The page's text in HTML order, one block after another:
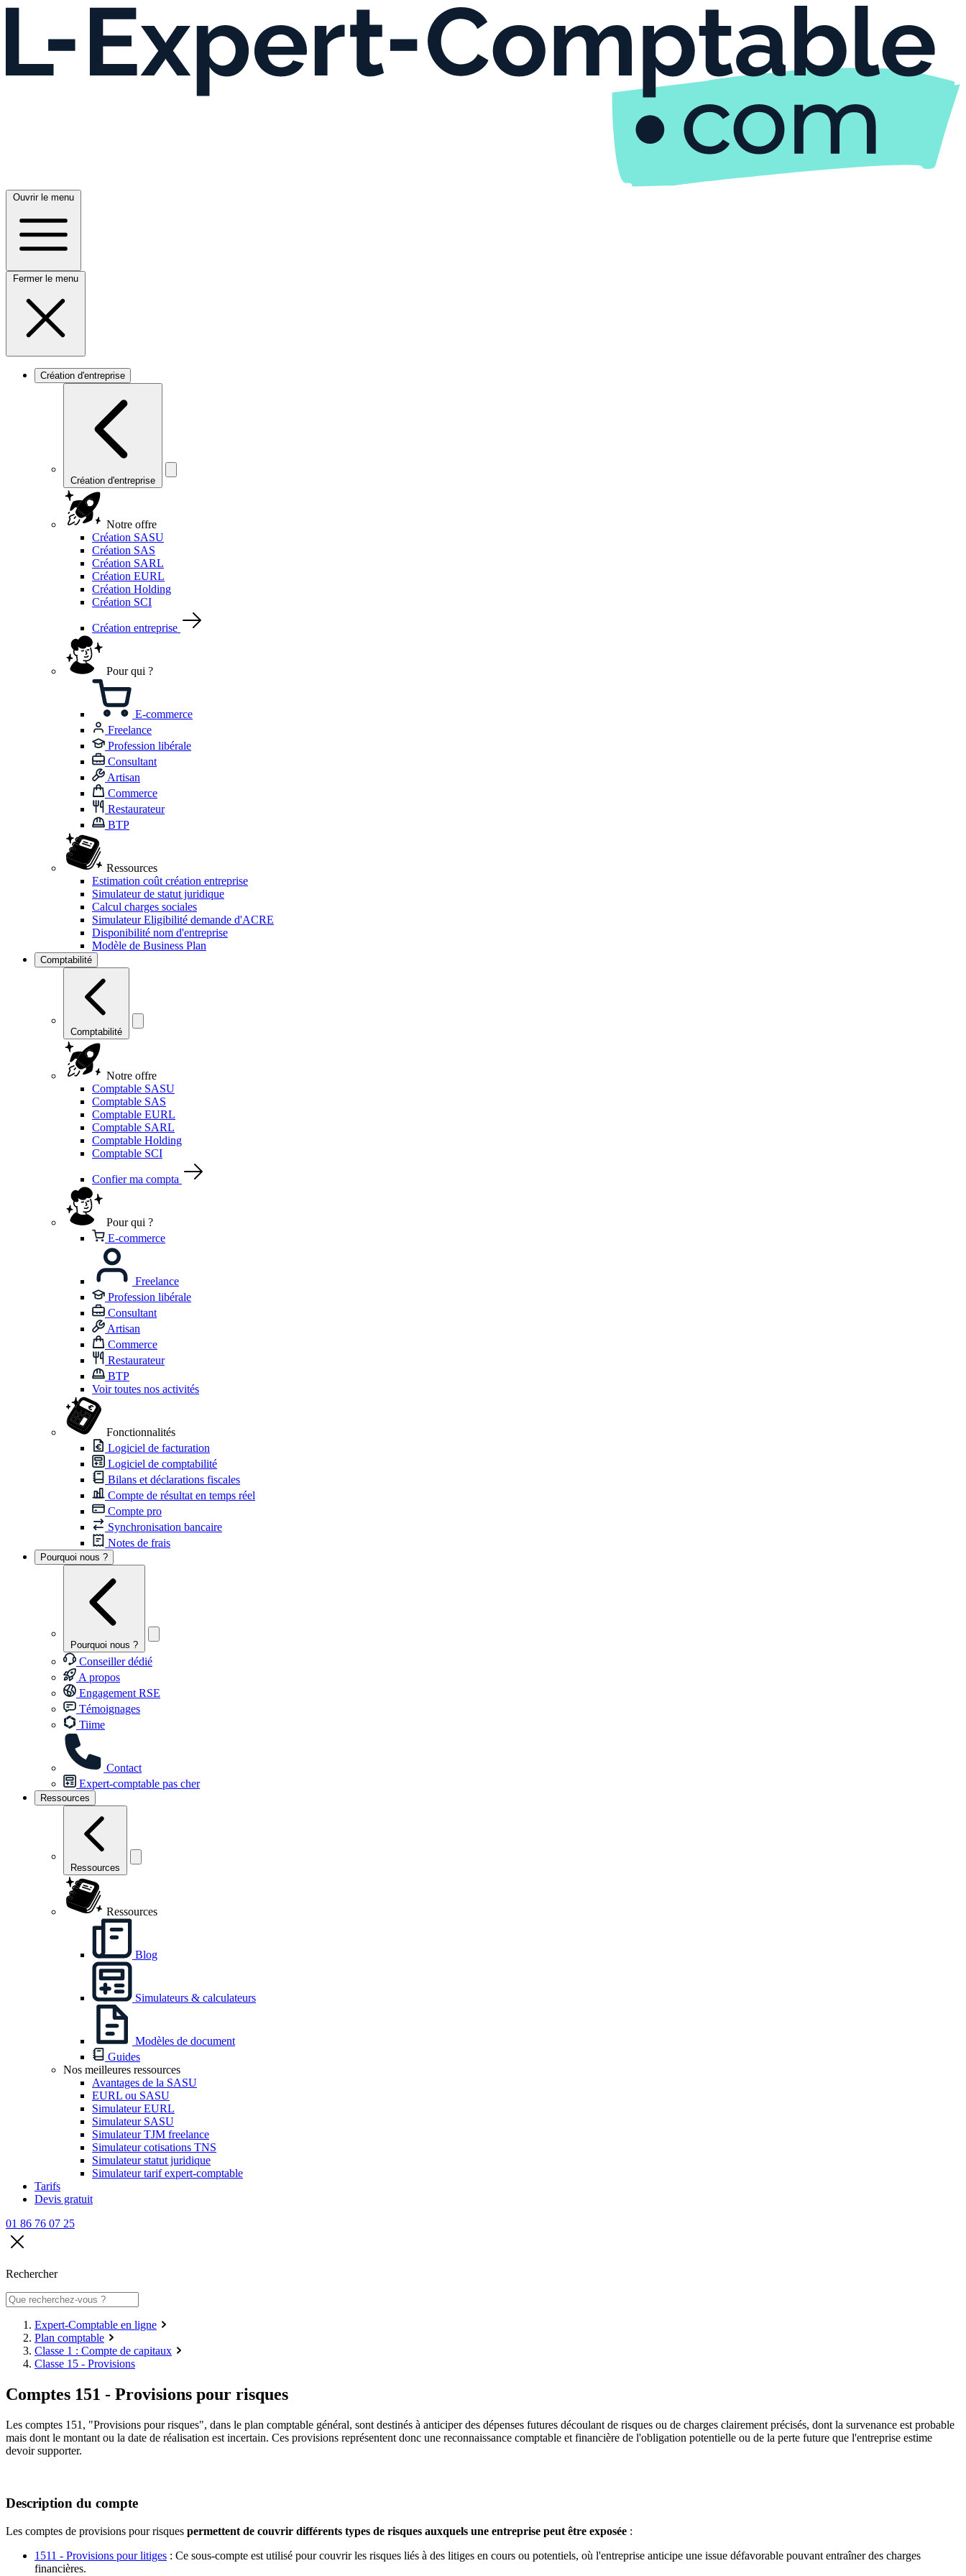
Ouvrir le menu
Fermer le menu
Création d'entreprise
Création d'entreprise
Notre offre
Création SASU
Création SAS
Création SARL
Création EURL
Création Holding
Création SCI
Création entreprise
Pour qui ?
E-commerce
Freelance
Profession libérale
Consultant
Artisan
Commerce
Restaurateur
BTP
Ressources
Estimation coût création entreprise
Simulateur de statut juridique
Calcul charges sociales
Simulateur Eligibilité demande d'ACRE
Disponibilité nom d'entreprise
Modèle de Business Plan
Comptabilité
Comptabilité
Notre offre
Comptable SASU
Comptable SAS
Comptable EURL
Comptable SARL
Comptable Holding
Comptable SCI
Confier ma compta
Pour qui ?
E-commerce
Freelance
Profession libérale
Consultant
Artisan
Commerce
Restaurateur
BTP
Voir toutes nos activités
Fonctionnalités
Logiciel de facturation
Logiciel de comptabilité
Bilans et déclarations fiscales
Compte de résultat en temps réel
Compte pro
Synchronisation bancaire
Notes de frais
Pourquoi nous ?
Pourquoi nous ?
Conseiller dédié
A propos
Engagement RSE
Témoignages
Tiime
Contact
Expert-comptable pas cher
Ressources
Ressources
Ressources
Blog
Simulateurs & calculateurs
Modèles de document
Guides
Nos meilleures ressources
Avantages de la SASU
EURL ou SASU
Simulateur EURL
Simulateur SASU
Simulateur TJM freelance
Simulateur cotisations TNS
Simulateur statut juridique
Simulateur tarif expert-comptable
Tarifs
Devis gratuit
01 86 76 07 25
Rechercher
Expert-Comptable en ligne
Plan comptable
Classe 1 : Compte de capitaux
Classe 15 - Provisions
Comptes 151 - Provisions pour risques
Les comptes 151, "Provisions pour risques", dans le plan comptable général, sont destinés à anticiper des dépenses futures découlant de risques ou de charges clairement précisés, dont la survenance est probable
mais dont le montant ou la date de réalisation est incertain. Ces provisions représentent donc une reconnaissance comptable et financière de l'obligation potentielle ou de la perte future que l'entreprise estime
devoir supporter.
Description du compte
Les comptes de provisions pour risques permettent de couvrir différents types de risques auxquels une entreprise peut être exposée :
1511 - Provisions pour litiges : Ce sous-compte est utilisé pour couvrir les risques liés à des litiges en cours ou potentiels, où l'entreprise anticipe une issue défavorable pouvant entraîner des charges
financières.